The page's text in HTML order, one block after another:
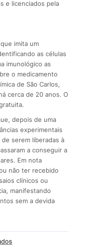
e licenciados pela
imita um
as células
imunológico as
o medicamento
de São Carlos,
cerca de 20 anos. O
depois de uma
experimentais
serem liberadas à
a conseguir a
Em nota
não ter recebido
clínicos ou
manifestando
sem a devida